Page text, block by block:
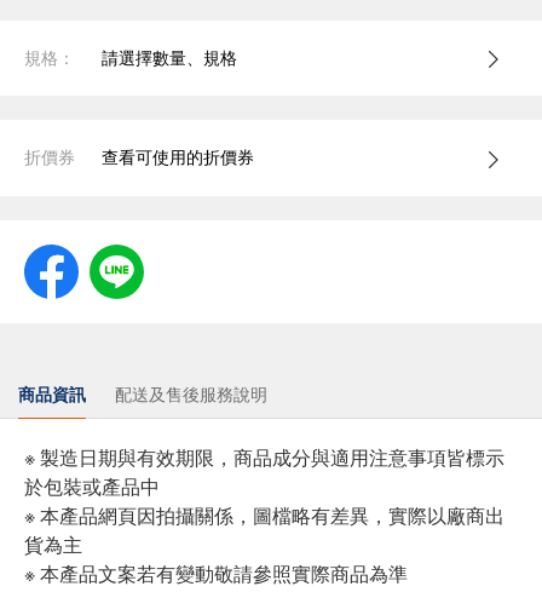
規格： 請選擇數量、規格
折價券 查看可使用的折價券
商品資訊 配送及售後服務說明
※ 製造日期與有效期限，商品成分與適用注意事項皆標示
於包裝或產品中
※ 本產品網頁因拍攝關係，圖檔略有差異，實際以廠商出
貨為主
※ 本產品文案若有變動敬請參照實際商品為準